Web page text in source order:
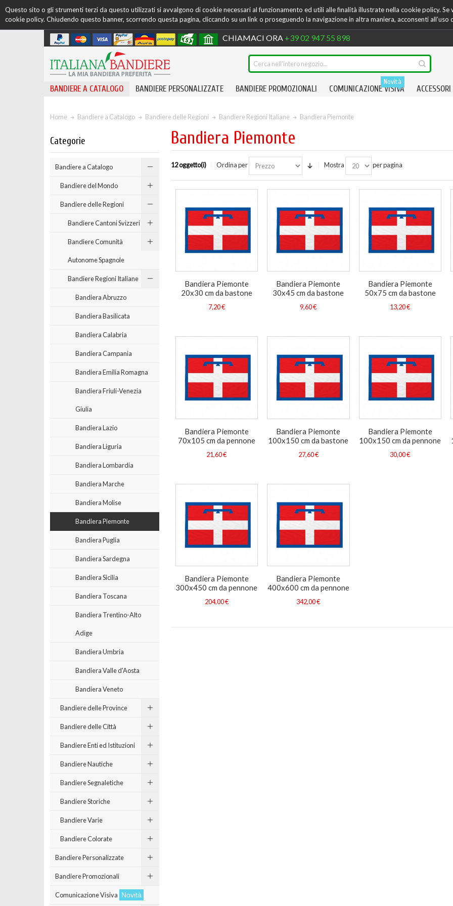
Questo sito o gli strumenti terzi da questo utilizzati si avvalgono di cookie necessari al funzionamento ed utili alle finalità illustrate nella cookie policy. Se
cookie policy. Chiudendo questo banner, scorrendo questa pagina, cliccando su un link o proseguendo la navigazione in altra maniera, acconsenti all’uso
CHIAMACI ORA +39 02 947 55 898
BANDIERE A CATALOGO BANDIERE PERSONALIZZATE BANDIERE PROMOZIONALI COMUNICAZIONE VISIVA
Novità
ACCESSORI
Home Bandiere a Catalogo Bandiere delle Regioni Bandiere Regioni Italiane Bandiera Piemonte
Bandiera Piemonte
12 oggetto(i) Ordina per Mostra per pagina
Bandiera Piemonte
20x30 cm da bastone
7,20 €
Bandiera Piemonte
30x45 cm da bastone
9,60 €
Bandiera Piemonte
50x75 cm da bastone
13,20 €
Bandiera Piemonte
70x105 cm da pennone
21,60 €
Bandiera Piemonte
100x150 cm da bastone
27,60 €
Bandiera Piemonte
100x150 cm da pennone
30,00 €
Bandiera Piemonte
300x450 cm da pennone
204,00 €
Bandiera Piemonte
400x600 cm da pennone
342,00 €
Categorie
Bandiere a Catalogo
Bandiere del Mondo
Bandiere delle Regioni
Bandiere Cantoni Svizzeri
Bandiere Comunità
Autonome Spagnole
Bandiere Regioni Italiane
Bandiera Abruzzo
Bandiera Basilicata
Bandiera Calabria
Bandiera Campania
Bandiera Emilia Romagna
Bandiera Friuli-Venezia
Giulia
Bandiera Lazio
Bandiera Liguria
Bandiera Lombardia
Bandiera Marche
Bandiera Molise
Bandiera Piemonte
Bandiera Puglia
Bandiera Sardegna
Bandiera Sicilia
Bandiera Toscana
Bandiera Trentino-Alto
Adige
Bandiera Umbria
Bandiera Valle d'Aosta
Bandiera Veneto
Bandiere delle Province
Bandiere delle Città
Bandiere Enti ed Istituzioni
Bandiere Nautiche
Bandiere Segnaletiche
Bandiere Storiche
Bandiere Varie
Bandiere Colorate
Bandiere Personalizzate
Bandiere Promozionali
Comunicazione Visiva Novità